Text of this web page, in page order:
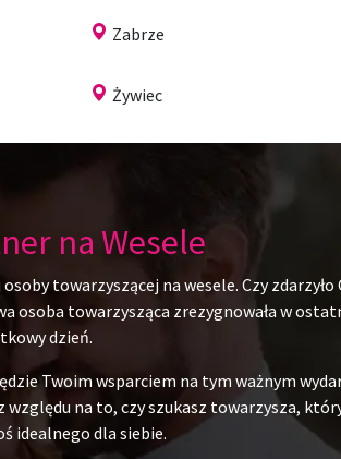
Zabrze
Żywiec
na Wesele
towarzyszącej na wesele. Czy
osoba towarzysząca zrezygnowała w
dzień.
Twoim wsparciem na tym ważnym
na to, czy szukasz towarzysza,
idealnego dla siebie.